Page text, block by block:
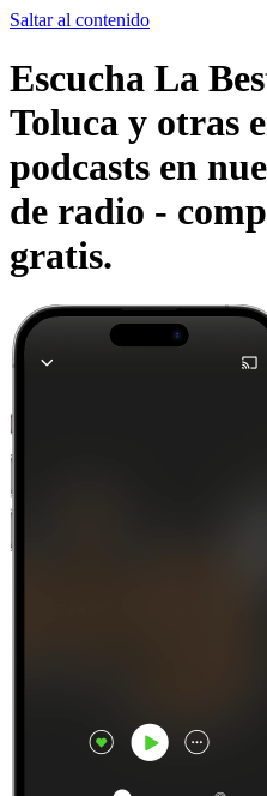
Saltar al contenido
Escucha La
Toluca y otras
podcasts en
de radio -
gratis.